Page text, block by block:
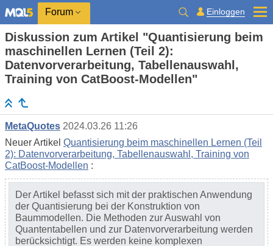
Forum Einloggen
Diskussion zum Artikel "Quantisierung beim
maschinellen Lernen (Teil 2):
Datenvorverarbeitung, Tabellenauswahl,
Training von CatBoost-Modellen"
MetaQuotes 2024.03.26 11:26
Neuer Artikel Quantisierung beim maschinellen Lernen (Teil
2): Datenvorverarbeitung, Tabellenauswahl, Training von
CatBoost-Modellen :
Der Artikel befasst sich mit der praktischen Anwendung
der Quantisierung bei der Konstruktion von
Baummodellen. Die Methoden zur Auswahl von
Quantentabellen und zur Datenvorverarbeitung werden
berücksichtigt. Es werden keine komplexen